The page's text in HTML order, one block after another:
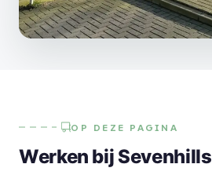
OP DEZE PAGINA
Werken bij Sevenhills